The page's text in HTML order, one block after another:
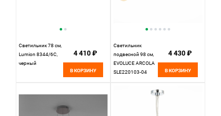
Светильник 78 см,
Lumion 8344/6C,
черный
4 410 ₽
В КОРЗИНУ
Светильник
подвесной 98 см,
EVOLUCE ARCOLA
SLE220103-04
4 430 ₽
В КОРЗИНУ